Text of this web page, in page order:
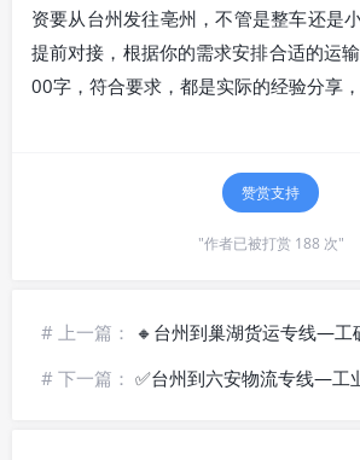
资要从台州发往亳州，不管是整车还是
提前对接，根据你的需求安排合适的运
00字，符合要求，都是实际的经验分享，
赞赏支持
"作者已被打赏 188 次"
# 上一篇： 🔸台州到巢湖货运专线—工
# 下一篇： ✅台州到六安物流专线—工